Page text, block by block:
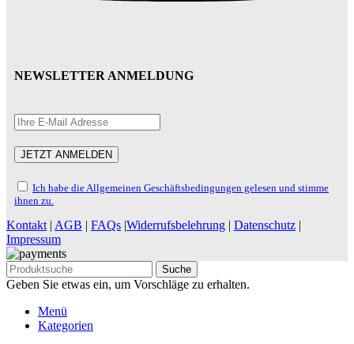
NEWSLETTER ANMELDUNG
Ich habe die Allgemeinen Geschäftsbedingungen gelesen und stimme
ihnen zu.
Kontakt | AGB | FAQs |Widerrufsbelehrung | Datenschutz |
Impressum
Suche
Geben Sie etwas ein, um Vorschläge zu erhalten.
Menü
Kategorien